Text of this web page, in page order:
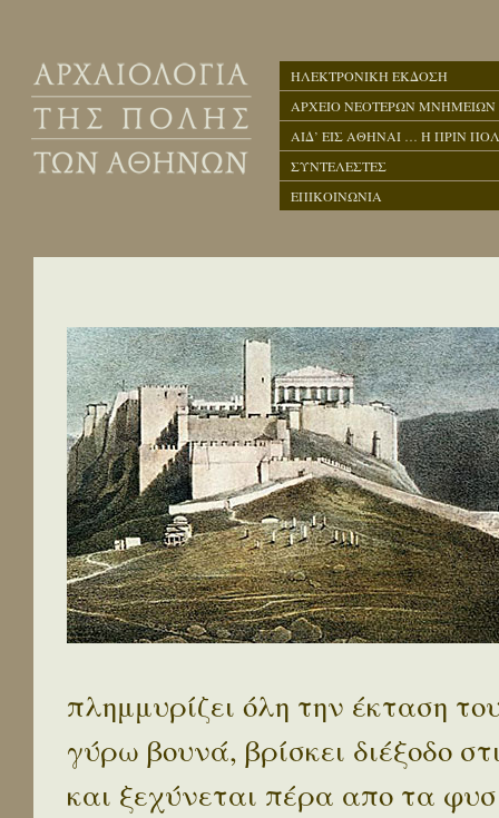
ΗΛΕΚΤΡΟΝΙΚΗ ΕΚΔΟΣΗ
ΑΡΧΕΙΟ ΝΕΟΤΕΡΩΝ ΜΝΗΜΕΙΩΝ
ΑΙΔ’ ΕΙΣ ΑΘΗΝΑΙ … Η ΠΡΙΝ
ΣΥΝΤΕΛΕΣΤΕΣ
ΕΠΙΚΟΙΝΩΝΙΑ
πλημμυρίζει όλη την έκταση
γύρω βουνά, βρίσκει διέξοδο
και ξεχύνεται πέρα απο τα